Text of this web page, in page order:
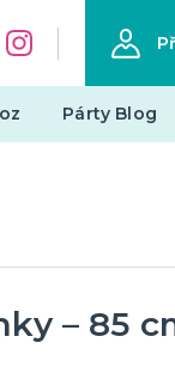
Párty Blog
– 85